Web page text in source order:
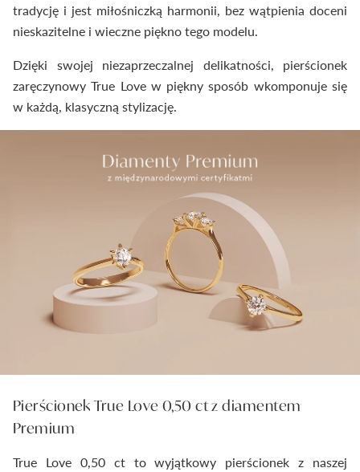
tradycję i jest miłośniczką harmonii, bez wątpienia doceni
nieskazitelne i wieczne piękno tego modelu.
Dzięki swojej niezaprzeczalnej delikatności, pierścionek
zaręczynowy True Love w piękny sposób wkomponuje się
w każdą, klasyczną stylizację.
Pierścionek True Love 0,50 ct z diamentem
Premium
True Love 0,50 ct to wyjątkowy pierścionek z naszej